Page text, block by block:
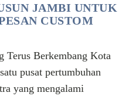
JAMBI UNTUK
CUSTOM
Terus Berkembang Kota
pusat pertumbuhan
yang mengalami